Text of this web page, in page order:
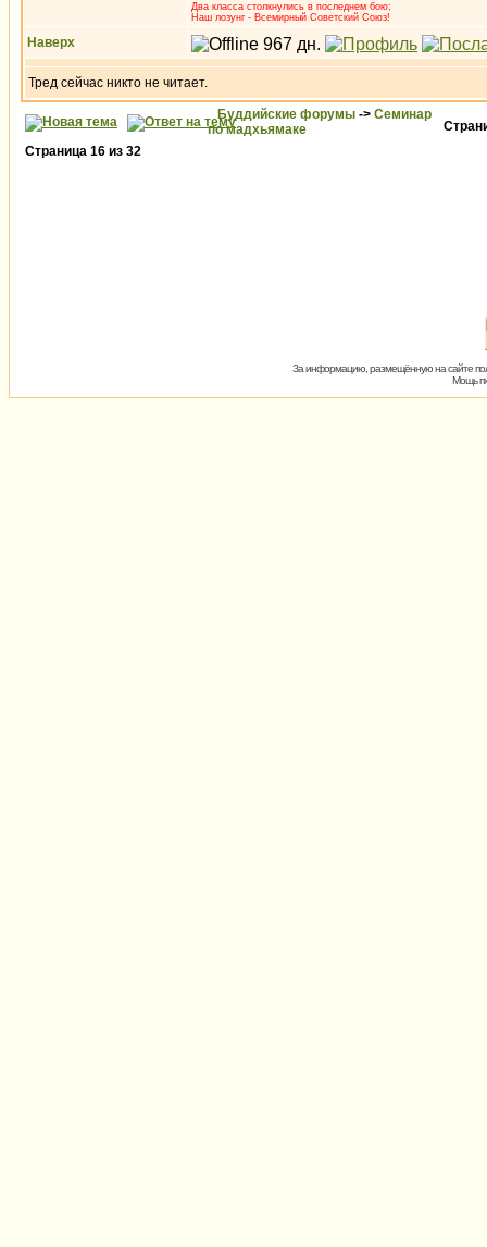
Два класса столкнулись в последнем бою;
Наш лозунг - Всемирный Советский Союз!
Наверх
Тред сейчас никто не читает.
Буддийские форумы -> Семинар
по мадхьямаке
Страница 16 из 32
За информацию, размещённую на сайте
Мощь